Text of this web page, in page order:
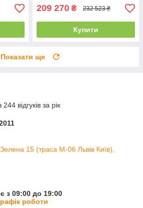
209 270 ₴ 232 523 ₴
Купити
Показати ще
відгуків за рік
15 (траса М-06 Львів Київ),
з 09:00 до 19:00
роботи